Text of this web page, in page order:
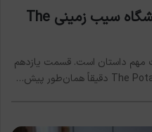
نقد قسمت 11 سریال آزمایشگاه سیب زمینی The
مهم داستان است. قسمت یازدهم